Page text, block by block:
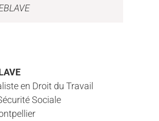
en Droit du Travail
Sociale